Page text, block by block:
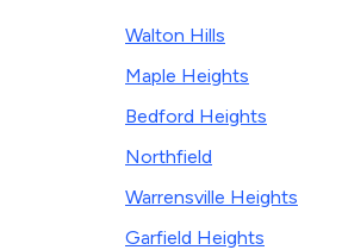
Walton Hills
Maple Heights
Bedford Heights
Northfield
Warrensville Heights
Garfield Heights